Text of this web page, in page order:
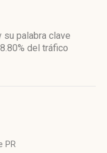
su palabra clave
del tráfico
PR